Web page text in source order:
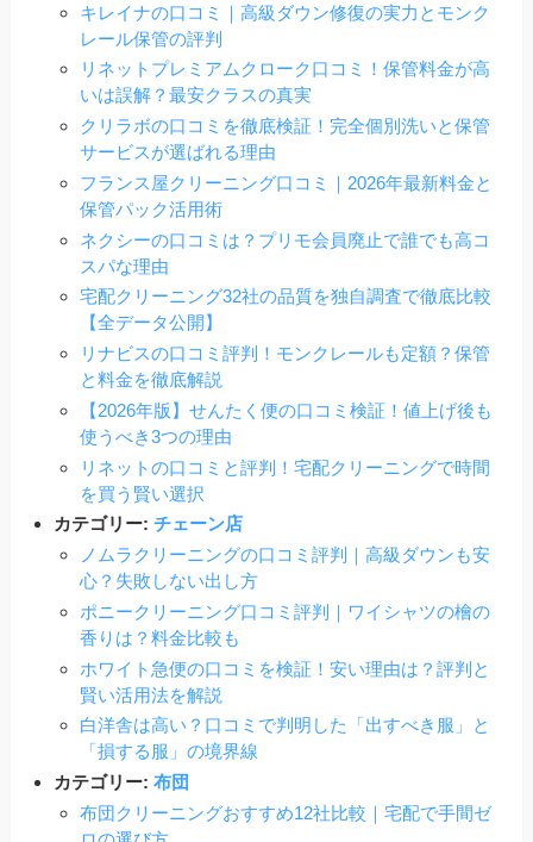
キレイナの口コミ｜高級ダウン修復の実力とモンク
レール保管の評判
リネットプレミアムクローク口コミ！保管料金が高
いは誤解？最安クラスの真実
クリラボの口コミを徹底検証！完全個別洗いと保管
サービスが選ばれる理由
フランス屋クリーニング口コミ｜2026年最新料金と
保管パック活用術
ネクシーの口コミは？プリモ会員廃止で誰でも高コ
スパな理由
宅配クリーニング32社の品質を独自調査で徹底比較
【全データ公開】
リナビスの口コミ評判！モンクレールも定額？保管
と料金を徹底解説
【2026年版】せんたく便の口コミ検証！値上げ後も
使うべき3つの理由
リネットの口コミと評判！宅配クリーニングで時間
を買う賢い選択
カテゴリー: チェーン店
ノムラクリーニングの口コミ評判｜高級ダウンも安
心？失敗しない出し方
ポニークリーニング口コミ評判｜ワイシャツの檜の
香りは？料金比較も
ホワイト急便の口コミを検証！安い理由は？評判と
賢い活用法を解説
白洋舎は高い？口コミで判明した「出すべき服」と
「損する服」の境界線
カテゴリー: 布団
布団クリーニングおすすめ12社比較｜宅配で手間ゼ